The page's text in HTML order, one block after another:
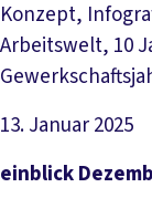
Konzept,
Arbeitswelt, 10
13. Januar 2025
Datei
einblick